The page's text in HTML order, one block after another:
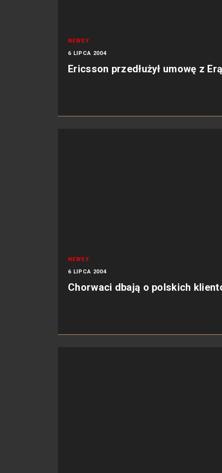
NEWSY
6 LIPCA 2004
Ericsson przedłużył umowę z
NEWSY
6 LIPCA 2004
Chorwaci dbają o polskich